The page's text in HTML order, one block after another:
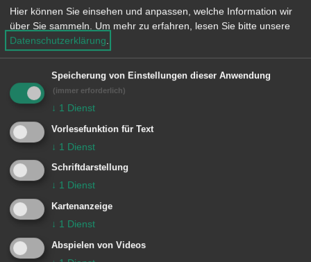
Der Hort an der Hofherrnschule bleibt
an diesem Tag geöffnet. Die Stadt
Aalen hat auch für diesen Streiktag
eine Notfallbetreuung eingerichtet, bei
welcher nur eine beschränkte Anzahl
an Plätzen bereitgestellt werden kann.
Die Notgruppe kann eine Öffnungszeit
am Streiktag von 7 Uhr bis 13.30 Uhr
sicherstellen, es können nur Kinder ab
3 Jahren aufgenommen werden.
In der Notgruppe kann wiederum nur
Hier können Sie einsehen und anpassen, welche Information wir
über Sie sammeln.
Um mehr zu erfahren, lesen Sie bitte unsere
Datenschutzerklärung
Speicherung von Einstellungen dieser Anwendung
(immer erforderlich)
↓ 1 Dienst
Vorlesefunktion für Text
↓ 1 Dienst
Schriftdarstellung
↓ 1 Dienst
Kartenanzeige
↓ 1 Dienst
Abspielen von Videos